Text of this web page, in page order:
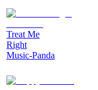
Treat Me
Right
Music-Panda